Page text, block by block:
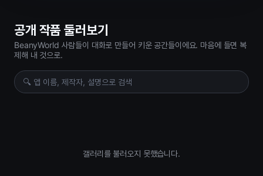
공개 작품 둘러보기
BeanyWorld 사람들이 대화로 만들어 키운 공간들이에요. 마음에 들면 복
제해 내 것으로.
갤러리를 불러오지 못했습니다.